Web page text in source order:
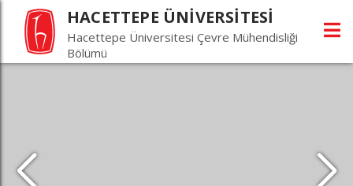
HACETTEPE ÜNİVERSİTESİ
Hacettepe Üniversitesi Çevre Mühendisliği
Bölümü